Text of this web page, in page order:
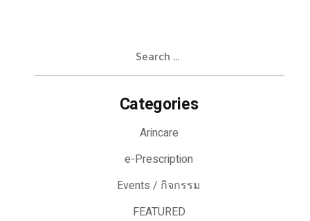
Categories
Arincare
e-Prescription
Events / กิจกรรม
FEATURED